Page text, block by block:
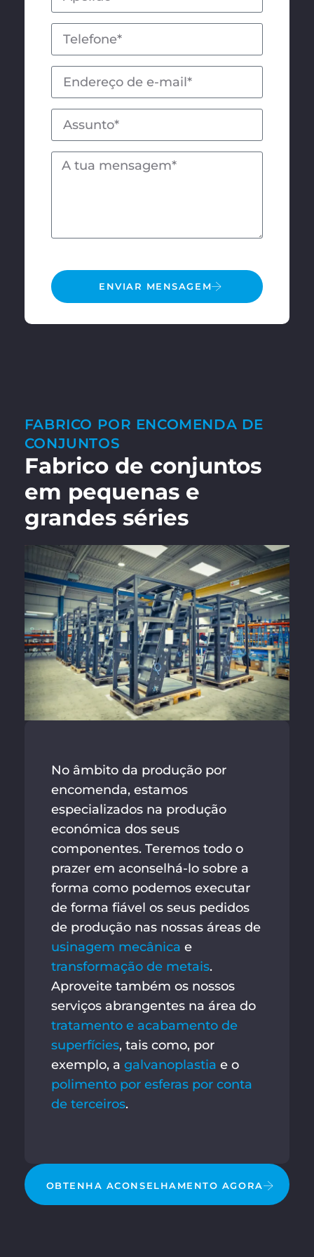
ENVIAR MENSAGEM
FABRICO POR ENCOMENDA DE
CONJUNTOS
Fabrico de conjuntos
em pequenas e
grandes séries
No âmbito da produção por
encomenda, estamos
especializados na produção
económica dos seus
componentes. Teremos todo o
prazer em aconselhá-lo sobre a
forma como podemos executar
de forma fiável os seus pedidos
de produção nas nossas áreas de
usinagem mecânica e
transformação de metais.
Aproveite também os nossos
serviços abrangentes na área do
tratamento e acabamento de
superfícies, tais como, por
exemplo, a galvanoplastia e o
polimento por esferas por conta
de terceiros.
OBTENHA ACONSELHAMENTO AGORA